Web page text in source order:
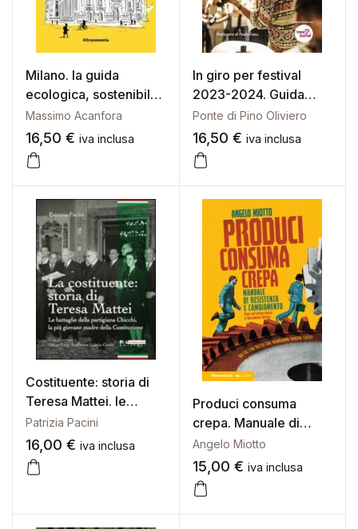
Milano. la guida
ecologica, sostenibile
e solidale
Massimo Acanfora
16,50 € iva inclusa
In giro per festival
2023-2024. Guida
nomade agli eventi
culturali. festival di
pensiero, letteratura,
musica, teatro, cinema
e arte
Ponte di Pino Oliviero
16,50 € iva inclusa
Costituente: storia di
Teresa Mattei. le
battaglie della
partigiana chicchi, la
più giovane madre
della costituzione (la)
Patrizia Pacini
16,00 € iva inclusa
Produci consuma
crepa. Manuale di
resistenza e
cambiamento
Angelo Miotto
15,00 € iva inclusa